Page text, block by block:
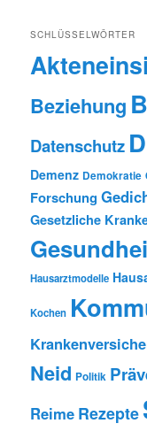
SCHLÜSSELWÖRTER
Beziehung
Datenschutz
Demenz Demokratie
Forschung
Gesetzliche
Hausarztmodelle
Kochen
Neid Politik
Reime Rezepte